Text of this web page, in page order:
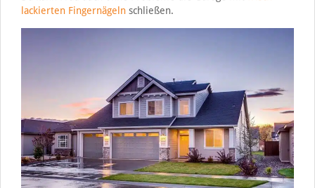
lackierten Fingernägelnschließen.